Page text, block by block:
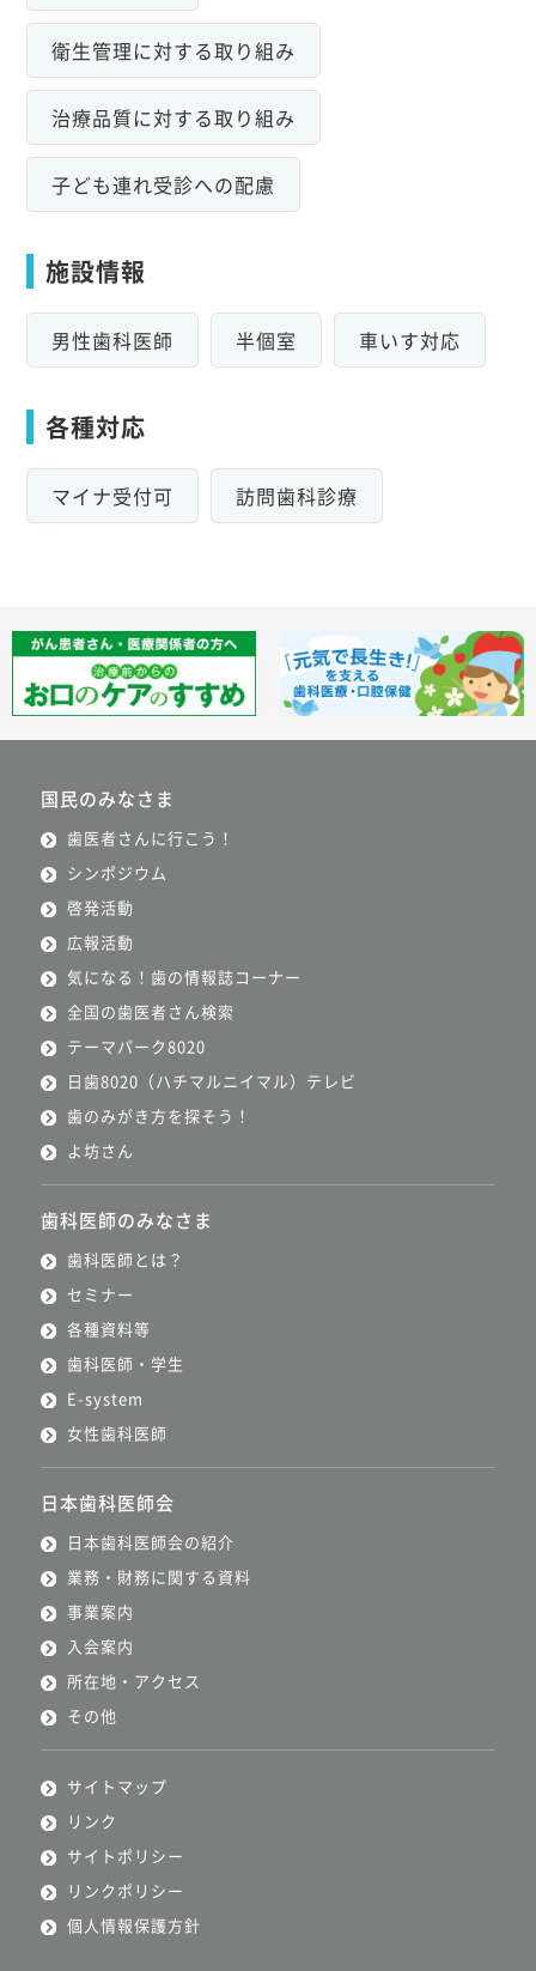
衛生管理に対する取り組み
治療品質に対する取り組み
子ども連れ受診への配慮
施設情報
男性歯科医師 半個室 車いす対応
各種対応
マイナ受付可 訪問歯科診療
国民のみなさま
歯医者さんに行こう！
シンポジウム
啓発活動
広報活動
気になる！歯の情報誌コーナー
全国の歯医者さん検索
テーマパーク8020
日歯8020（ハチマルニイマル）テレビ
歯のみがき方を探そう！
よ坊さん
歯科医師のみなさま
歯科医師とは？
セミナー
各種資料等
歯科医師・学生
E-system
女性歯科医師
日本歯科医師会
日本歯科医師会の紹介
業務・財務に関する資料
事業案内
入会案内
所在地・アクセス
その他
サイトマップ
リンク
サイトポリシー
リンクポリシー
個人情報保護方針